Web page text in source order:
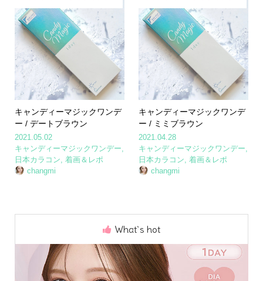
キャンディーマジックワンデ
ー / デートブラウン
2021.05.02
キャンディーマジックワンデー,
日本カラコン, 着画＆レポ
changmi
キャンディーマジックワンデ
ー / ミミブラウン
2021.04.28
キャンディーマジックワンデー,
日本カラコン,着画＆レポ
changmi
What`s hot